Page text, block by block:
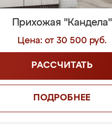
Прихожая "Кандела"
Цена: от 30 500 руб.
РАССЧИТАТЬ
ПОДРОБНЕЕ